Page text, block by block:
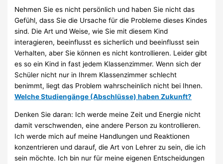
Nehmen Sie es nicht persönlich und haben Sie nicht das
Gefühl, dass Sie die Ursache für die Probleme dieses Kindes
sind. Die Art und Weise, wie Sie mit diesem Kind
interagieren, beeinflusst es sicherlich und beeinflusst sein
Verhalten, aber Sie können es nicht kontrollieren. Leider gibt
es so ein Kind in fast jedem Klassenzimmer. Wenn sich der
Schüler nicht nur in Ihrem Klassenzimmer schlecht
benimmt, liegt das Problem wahrscheinlich nicht bei Ihnen.
Welche Studiengänge (Abschlüsse) haben Zukunft?
Denken Sie daran: Ich werde meine Zeit und Energie nicht
damit verschwenden, eine andere Person zu kontrollieren.
Ich werde mich auf meine Handlungen und Reaktionen
konzentrieren und darauf, die Art von Lehrer zu sein, die ich
sein möchte. Ich bin nur für meine eigenen Entscheidungen